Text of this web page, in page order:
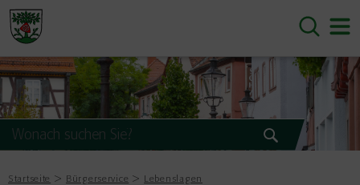
Startseite Bürgerservice Lebenslagen